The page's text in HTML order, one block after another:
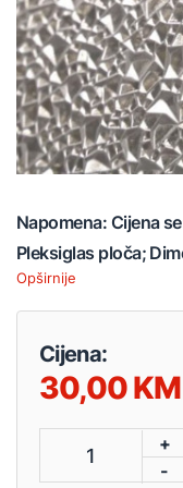
Napomena: Cijena
Pleksiglas ploča;
Opširnije
Cijena:
30,00
1
+
-